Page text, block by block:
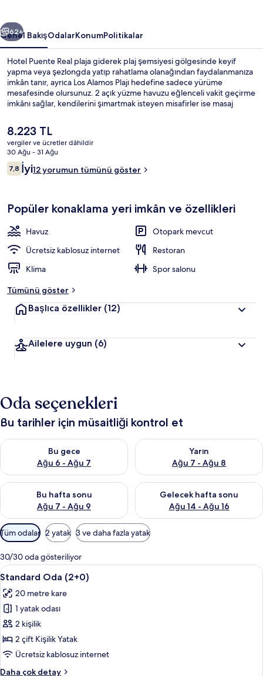
Sonraki
62+
Genel BakışOdalarKonumPolitikalar
Hotel Puente Real plaja giderek plaj şemsiyesi gölgesinde keyif
yapma veya şezlongda yatıp rahatlama olanağından faydalanmanıza
imkân tanır, ayrıca Los Alamos Plajı hedefine sadece yürüme
mesafesinde olursunuz. 2 açık yüzme havuzu eğlenceli vakit geçirme
imkânı sağlar, kendilerini şımartmak isteyen misafirler ise masaj
Restaurant Buffet uluslar arası mutfak yemekleri sunar ve kahvaltı,
öğle yemeği ve akşam yemeği için açıktır. Gece kulübü, ücretsiz
çocuk kulübü ve havuz kenarı barı diğer öne çıkan özellikler
arasındadır.
Şu
anki
fiyat
8.223 TL
8.223 TL
vergiler ve ücretler dâhildir
30 Ağu - 31 Ağu
Yorumlar
7,87,8/10
İyi12 yorumun tümünü göster
Popüler konaklama yeri imkân ve özellikleri
Havuz
Otopark mevcut
Ücretsiz kablosuz internet
Restoran
Klima
Spor salonu
Tümünü göster
Başlıca özellikler (12)
Ailelere uygun (6)
Oda seçenekleri
Bu tarihler için müsaitliği kontrol et
Bu gece
Ağu 6 - Ağu 7
Bu gece için müsaitliği kontrol et Ağu 6 - Ağu 7
Yarın
Ağu 7 - Ağu 8
Yarın için müsaitliği kontrol
Bu hafta sonu
Ağu 7 - Ağu 9
Bu hafta sonu için müsaitliği kontrol et Ağu 7 - Ağu 9
Gelecek hafta sonu
Ağu 14 - Ağu 16
Önümüzdeki hafta sonu için
Odalar
için
mevcut
filtreler
Tüm odalar 2 yatak 3 ve daha fazla yatak
30/30 oda gösteriliyor
Standard
Oda
(2+0)
için
tüm
fotoğrafları
görün
Masa, güneşlik/perde, ücretsiz
2
Standard Oda (2+0)
20 metre kare
1 yatak odası
2 kişilik
2 çift Kişilik Yatak
Ücretsiz kablosuz internet
Daha çok detay
Standard